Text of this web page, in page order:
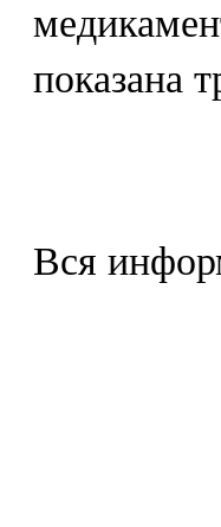
показана
Вся